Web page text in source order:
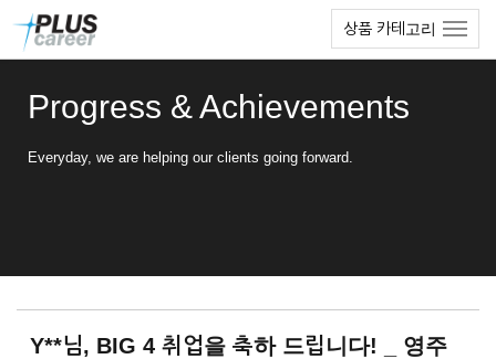
상품 카테고리
Progress & Achievements
Everyday, we are helping our clients going forward.
Y**님, BIG 4 취업을 축하 드립니다! _ 영주